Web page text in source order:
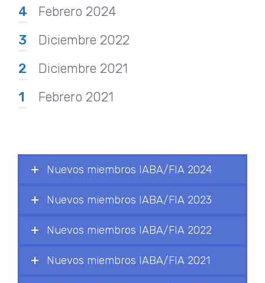
4
Febrero 2024
3
Diciembre 2022
2
Diciembre 2021
1
Febrero 2021
Nuevos miembros IABA/FIA 2024
Nuevos miembros IABA/FIA 2023
Nuevos miembros IABA/FIA 2022
Nuevos miembros IABA/FIA 2021